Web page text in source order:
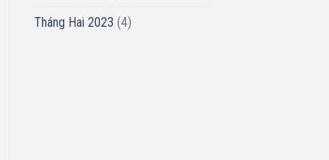
Tháng Hai 2023 (4)